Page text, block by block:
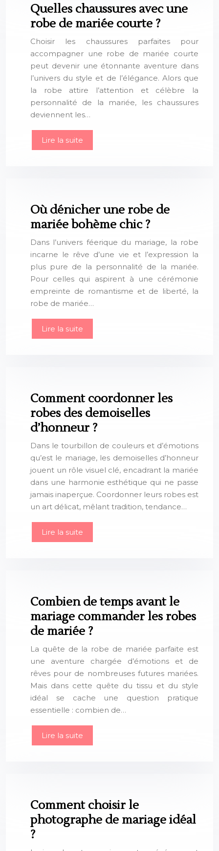
Quelles chaussures avec une
robe de mariée courte ?
Choisir les chaussures parfaites pour
accompagner une robe de mariée courte
peut devenir une étonnante aventure dans
l’univers du style et de l’élégance. Alors que
la robe attire l’attention et célèbre la
personnalité de la mariée, les chaussures
deviennent les…
Lire la suite
Où dénicher une robe de
mariée bohème chic ?
Dans l’univers féerique du mariage, la robe
incarne le rêve d’une vie et l’expression la
plus pure de la personnalité de la mariée.
Pour celles qui aspirent à une cérémonie
empreinte de romantisme et de liberté, la
robe de mariée…
Lire la suite
Comment coordonner les
robes des demoiselles
d’honneur ?
Dans le tourbillon de couleurs et d’émotions
qu’est le mariage, les demoiselles d’honneur
jouent un rôle visuel clé, encadrant la mariée
dans une harmonie esthétique qui ne passe
jamais inaperçue. Coordonner leurs robes est
un art délicat, mêlant tradition, tendance…
Lire la suite
Combien de temps avant le
mariage commander les robes
de mariée ?
La quête de la robe de mariée parfaite est
une aventure chargée d’émotions et de
rêves pour de nombreuses futures mariées.
Mais dans cette quête du tissu et du style
idéal se cache une question pratique
essentielle : combien de…
Lire la suite
Comment choisir le
photographe de mariage idéal
?